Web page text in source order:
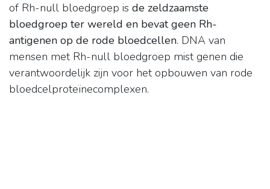
of Rh-null bloedgroep is de zeldzaamste
bloedgroep ter wereld en bevat geen Rh-
antigenen op de rode bloedcellen. DNA van
mensen met Rh-null bloedgroep mist genen die
verantwoordelijk zijn voor het opbouwen van rode
bloedcelproteïnecomplexen.